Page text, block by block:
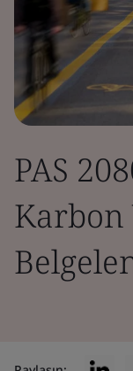
PAS
Karbon